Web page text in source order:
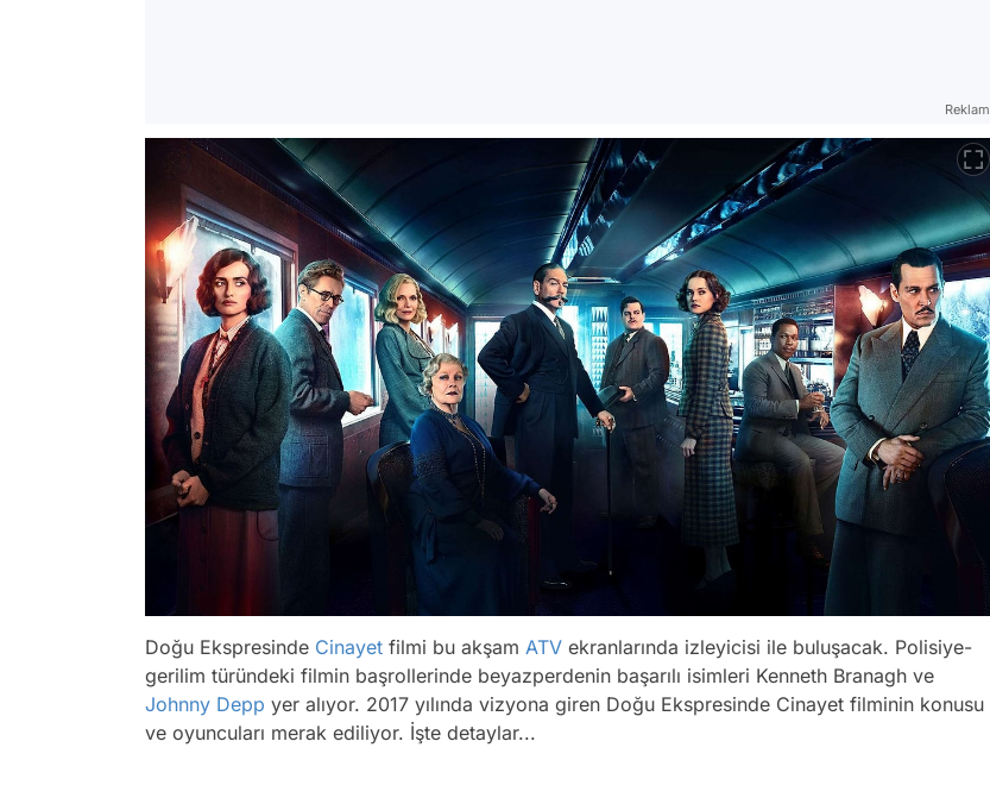
Reklam
Doğu Ekspresinde Cinayet filmi bu akşam ATV ekranlarında izleyicisi ile buluşacak. Polisiye-
gerilim türündeki filmin başrollerinde beyazperdenin başarılı isimleri Kenneth Branagh ve
Johnny Depp yer alıyor. 2017 yılında vizyona giren Doğu Ekspresinde Cinayet filminin konusu
ve oyuncuları merak ediliyor. İşte detaylar...